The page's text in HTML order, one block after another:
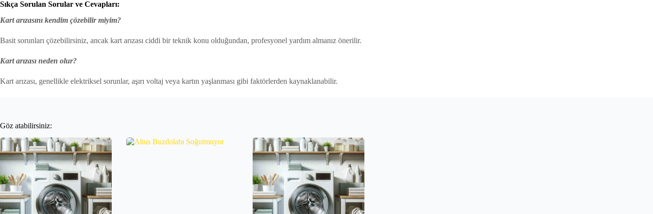
Sıkça Sorulan Sorular ve Cevapları:
Kart arızasını kendim çözebilir miyim?
Basit sorunları çözebilirsiniz, ancak kart arızası ciddi bir teknik konu olduğundan, profesyonel yardım almanız önerilir.
Kart arızası neden olur?
Kart arızası, genellikle elektriksel sorunlar, aşırı voltaj veya kartın yaşlanması gibi faktörlerden kaynaklanabilir.
Göz atabilirsiniz: